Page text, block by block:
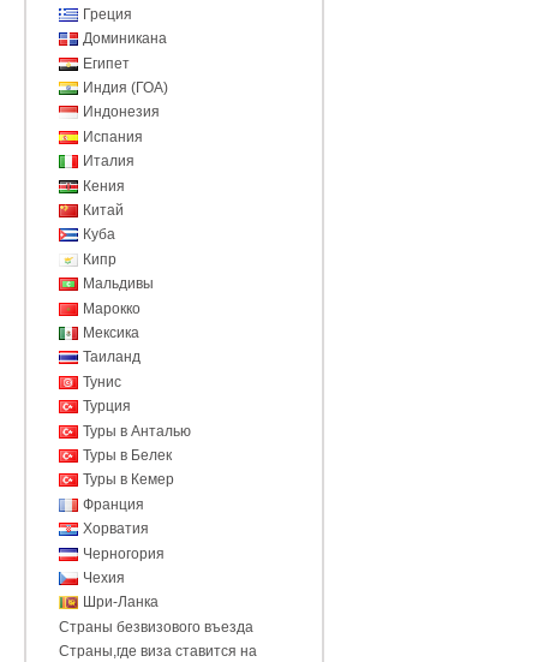
Греция
Доминикана
Египет
Индия (ГОА)
Индонезия
Испания
Италия
Кения
Китай
Куба
Кипр
Мальдивы
Марокко
Мексика
Таиланд
Тунис
Турция
Туры в Анталью
Туры в Белек
Туры в Кемер
Франция
Хорватия
Черногория
Чехия
Шри-Ланка
Страны безвизового въезда
Страны,где виза ставится на